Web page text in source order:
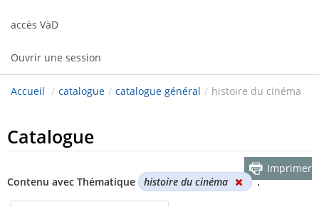
accès VàD
Ouvrir une session
Accueil / catalogue / catalogue général / histoire du cinéma
Catalogue
Contenu avec Thématique histoire du cinéma .
Imprimer